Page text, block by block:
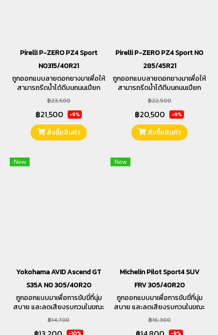
Pirelli P-ZERO PZ4 Sport
N0315/40R21
ถูกออกแบบลายดอกยางมาเพื่อให้
สามารถรีดน้ำได้ดีบนถนนเปียก
และให้ความรู้สึกนุ่มนวลในทุกการ
ขับขี่
฿23,500
฿21,500 -9%
สั่งซื้อสินค้า
Pirelli P-ZERO PZ4 Sport N0
285/45R21
ถูกออกแบบลายดอกยางมาเพื่อให้
สามารถรีดน้ำได้ดีบนถนนเปียก
และให้ความรู้สึกนุ่มนวลในทุกการ
ขับขี่
฿22,500
฿20,500 -9%
สั่งซื้อสินค้า
New
Yokohama AVID Ascend GT
S35A N0 305/40R20
ถูกออกแบบมาเพื่อการขับขี่ที่นุ่ม
สบาย และลดเสียงรบกวนในขณะ
ขับขี่ ตลอดจนให้ความสำคัญใน
การรีดน้ำและระยะเบรค
฿14,700
-10%
New
Michelin Pilot Sport4 SUV
FRV 305/40R20
ถูกออกแบบมาเพื่อการขับขี่ที่นุ่ม
สบาย และลดเสียงรบกวนในขณะ
ขับขี่ ตลอดจนให้ความสำคัญใน
การรีดน้ำและระยะเบรค
฿16,300
-9%